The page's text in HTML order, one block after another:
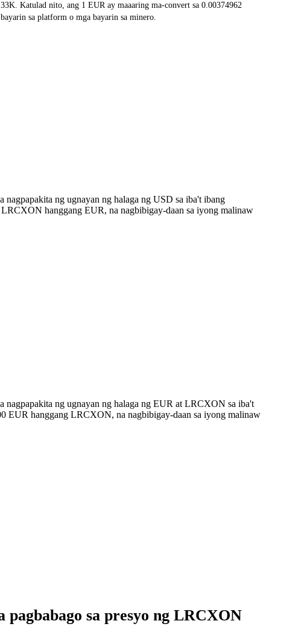
Katulad nito, ang 1 EUR ay maaaring ma-convert sa 0.00374962
sa platform o mga bayarin sa minero.
ng ugnayan ng halaga ng USD sa iba't ibang
hanggang EUR, na nagbibigay-daan sa iyong malinaw
nagpapakita ng ugnayan ng halaga ng EUR at LRCXON sa iba't
EUR hanggang LRCXON, na nagbibigay-daan sa iyong malinaw
pagbabago sa presyo ng LRCXON